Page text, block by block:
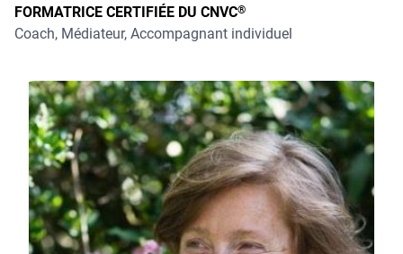
FORMATRICE CERTIFIÉE DU CNVC®
Coach, Médiateur, Accompagnant individuel